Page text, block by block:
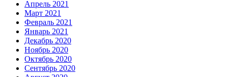
Апрель 2021
Март 2021
Февраль 2021
Январь 2021
Декабрь 2020
Ноябрь 2020
Октябрь 2020
Сентябрь 2020